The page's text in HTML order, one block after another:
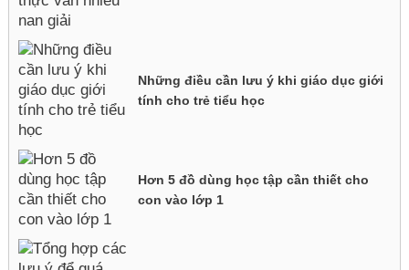
Những điều cần lưu ý khi giáo dục giới
tính cho trẻ tiểu học
Hơn 5 đồ dùng học tập cần thiết cho
con vào lớp 1